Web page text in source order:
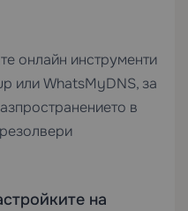
онлайн инструменти
или WhatsMyDNS, за
в
на